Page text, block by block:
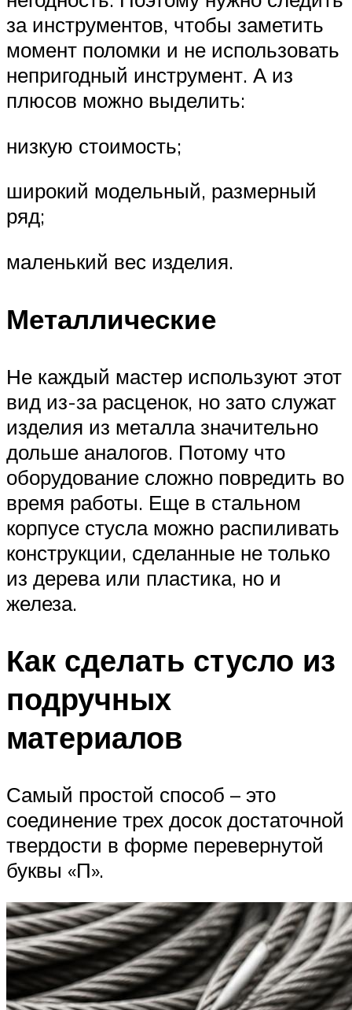
за инструментов, чтобы заметить
момент поломки и не использовать
непригодный инструмент. А из
плюсов можно выделить:
низкую стоимость;
широкий модельный, размерный
ряд;
маленький вес изделия.
Металлические
Не каждый мастер используют этот
вид из-за расценок, но зато служат
изделия из металла значительно
дольше аналогов. Потому что
оборудование сложно повредить во
время работы. Еще в стальном
корпусе стусла можно распиливать
конструкции, сделанные не только
из дерева или пластика, но и
железа.
Как сделать стусло из
подручных
материалов
Самый простой способ – это
соединение трех досок достаточной
твердости в форме перевернутой
буквы «П».